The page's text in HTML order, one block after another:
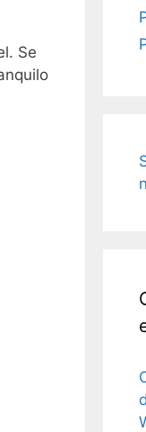
Se